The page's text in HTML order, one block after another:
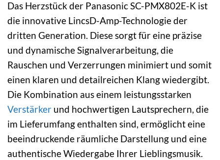
Das Herzstück der Panasonic SC-PMX802E-K ist
die innovative LincsD-Amp-Technologie der
dritten Generation. Diese sorgt für eine präzise
und dynamische Signalverarbeitung, die
Rauschen und Verzerrungen minimiert und somit
einen klaren und detailreichen Klang wiedergibt.
Die Kombination aus einem leistungsstarken
Verstärker und hochwertigen Lautsprechern, die
im Lieferumfang enthalten sind, ermöglicht eine
beeindruckende räumliche Darstellung und eine
authentische Wiedergabe Ihrer Lieblingsmusik.